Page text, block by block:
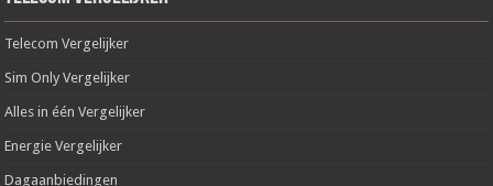
Telecom Vergelijker
Sim Only Vergelijker
Alles in één Vergelijker
Energie Vergelijker
Dagaanbiedingen